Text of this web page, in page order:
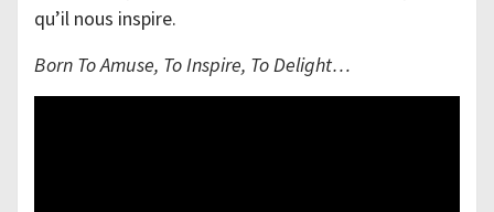
qu’il nous inspire.
Born To Amuse, To Inspire, To Delight…